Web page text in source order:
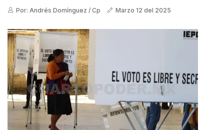
Por: Andrés Domínguez / Cp Marzo 12 del 2025